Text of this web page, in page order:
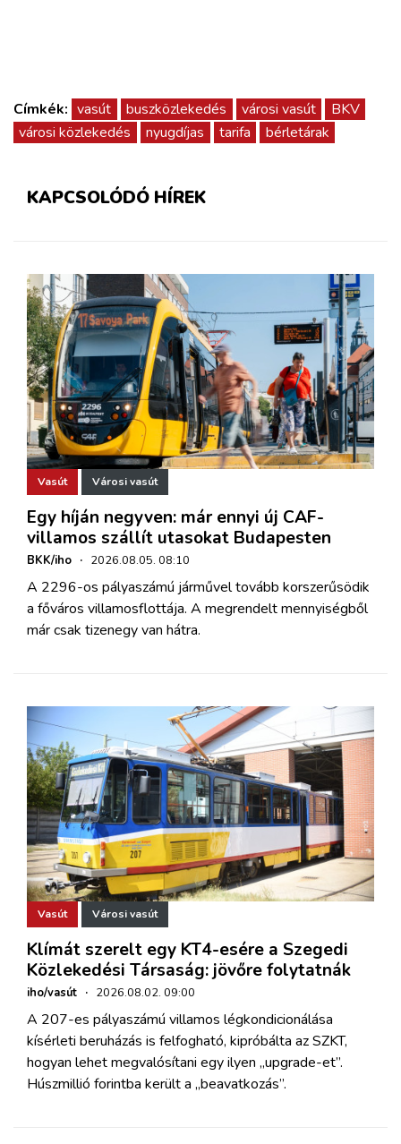
Címkék: vasút buszközlekedés városi vasút
BKV
városi közlekedés
nyugdíjas tarifa bérletárak
KAPCSOLÓDÓ HÍREK
Vasút Városi vasút
Egy híján negyven: már ennyi új CAF-
villamos szállít utasokat Budapesten
BKK/iho · 2026.08.05. 08:10
A 2296-os pályaszámú járművel tovább korszerűsödik
a főváros villamosflottája. A megrendelt mennyiségből
már csak tizenegy van hátra.
Vasút Városi vasút
Klímát szerelt egy KT4-esére a Szegedi
Közlekedési Társaság: jövőre folytatnák
iho/vasút · 2026.08.02. 09:00
A 207-es pályaszámú villamos légkondicionálása
kísérleti beruházás is felfogható, kipróbálta az SZKT,
hogyan lehet megvalósítani egy ilyen „upgrade-et”.
Húszmillió forintba került a „beavatkozás”.